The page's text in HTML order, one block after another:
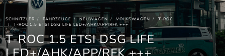
Newsletter
EU Data Act
SCHNITZLER FAHRZEUGE NEUWAGEN VOLKSWAGEN
T-ROC
T-ROC 1.5 ETSI DSG LIFE LED+/AHK/APP/RFK +++
T-ROC 1.5 ETSI DSG LIFE